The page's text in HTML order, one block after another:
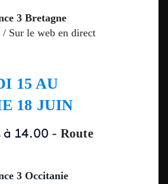
3 Bretagne
Sur le web en direct
15 AU
18 JUIN
à 14.00 - Route
3 Occitanie